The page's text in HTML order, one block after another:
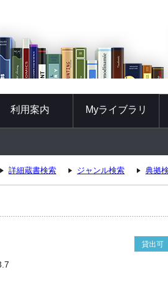
利用案内 Myライブラリ
詳細蔵書検索 ジャンル検索 典拠
貸出可